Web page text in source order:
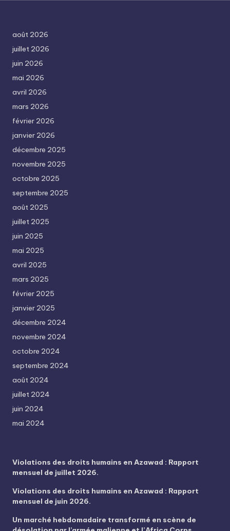
août 2026
juillet 2026
juin 2026
mai 2026
avril 2026
mars 2026
février 2026
janvier 2026
décembre 2025
novembre 2025
octobre 2025
septembre 2025
août 2025
juillet 2025
juin 2025
mai 2025
avril 2025
mars 2025
février 2025
janvier 2025
décembre 2024
novembre 2024
octobre 2024
septembre 2024
août 2024
juillet 2024
juin 2024
mai 2024
Violations des droits humains en Azawad : Rapport
mensuel de juillet 2026.
Violations des droits humains en Azawad : Rapport
mensuel de juin 2026.
Un marché hebdomadaire transformé en scène de